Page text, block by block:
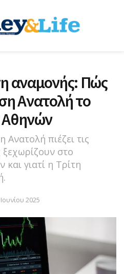
αναμονής: Πώς
Ανατολή το
Αθηνών
πιέζει τις
ξεχωρίζουν στο
γιατί η Τρίτη
2025